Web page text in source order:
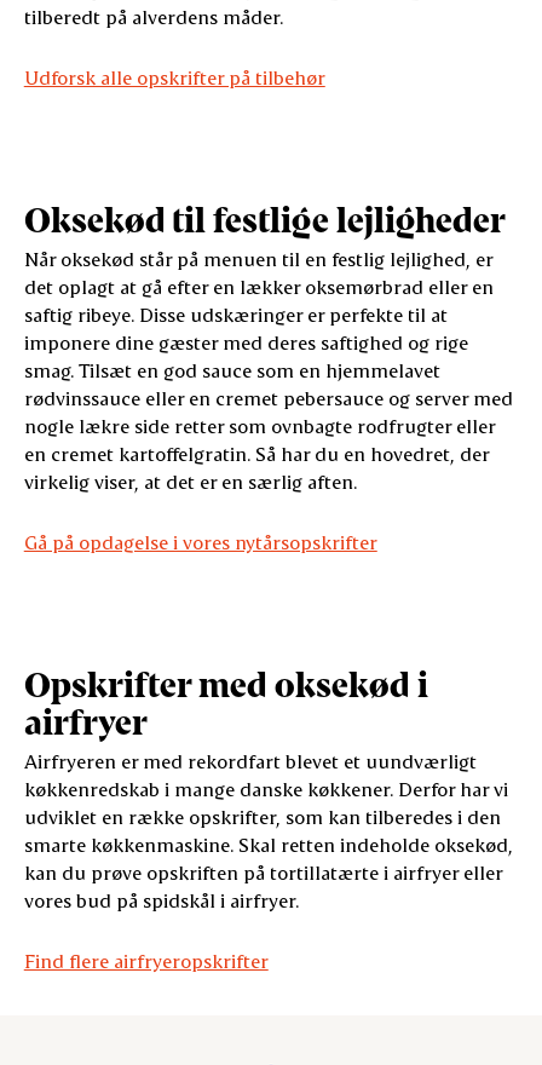
tilberedt på alverdens måder.
Udforsk alle opskrifter på tilbehør
Oksekød til festlige lejligheder
Når oksekød står på menuen til en festlig lejlighed, er
det oplagt at gå efter en lækker oksemørbrad eller en
saftig ribeye. Disse udskæringer er perfekte til at
imponere dine gæster med deres saftighed og rige
smag. Tilsæt en god sauce som en hjemmelavet
rødvinssauce eller en cremet pebersauce og server med
nogle lækre side retter som ovnbagte rodfrugter eller
en cremet kartoffelgratin. Så har du en hovedret, der
virkelig viser, at det er en særlig aften.
Gå på opdagelse i vores nytårsopskrifter
Opskrifter med oksekød i
airfryer
Airfryeren er med rekordfart blevet et uundværligt
køkkenredskab i mange danske køkkener. Derfor har vi
udviklet en række opskrifter, som kan tilberedes i den
smarte køkkenmaskine. Skal retten indeholde oksekød,
kan du prøve opskriften på tortillatærte i airfryer eller
vores bud på spidskål i airfryer.
Find flere airfryeropskrifter